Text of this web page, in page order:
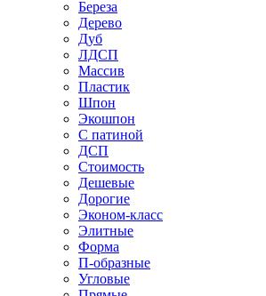
Береза
Дерево
Дуб
ЛДСП
Массив
Пластик
Шпон
Экошпон
С патиной
ДСП
Стоимость
Дешевые
Дорогие
Эконом-класс
Элитные
Форма
П-образные
Угловые